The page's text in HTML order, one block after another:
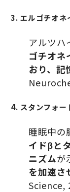
3. エルゴチオネ
アルツハ
ゴチオネ
おり、記
4. スタンフォー
睡眠中の
イドβと
ニズムが
を加速さ
Science,